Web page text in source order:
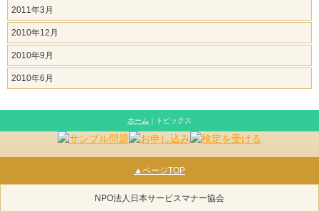
2011年3月
2010年12月
2010年9月
2010年6月
ホーム ｜トピックス
▲ページTOP
NPO法人日本サービスマナー協会